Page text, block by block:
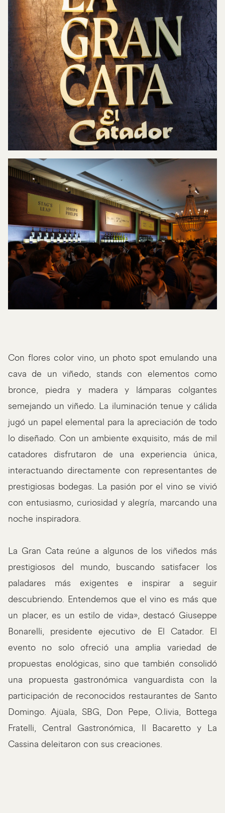
Con flores color vino, un photo spot emulando una
cava de un viñedo, stands con elementos como
bronce, piedra y madera y lámparas colgantes
semejando un viñedo. La iluminación tenue y cálida
jugó un papel elemental para la apreciación de todo
lo diseñado. Con un ambiente exquisito, más de mil
catadores disfrutaron de una experiencia única,
interactuando directamente con representantes de
prestigiosas bodegas. La pasión por el vino se vivió
con entusiasmo, curiosidad y alegría, marcando una
noche inspiradora.
La Gran Cata reúne a algunos de los viñedos más
prestigiosos del mundo, buscando satisfacer los
paladares más exigentes e inspirar a seguir
descubriendo. Entendemos que el vino es más que
un placer, es un estilo de vida», destacó Giuseppe
Bonarelli, presidente ejecutivo de El Catador. El
evento no solo ofreció una amplia variedad de
propuestas enológicas, sino que también consolidó
una propuesta gastronómica vanguardista con la
participación de reconocidos restaurantes de Santo
Domingo. Ajüala, SBG, Don Pepe, O.livia, Bottega
Fratelli, Central Gastronómica, Il Bacaretto y La
Cassina deleitaron con sus creaciones.